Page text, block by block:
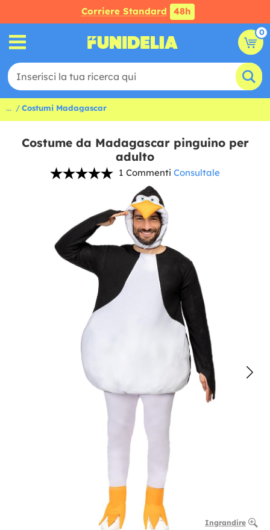
Corriere Standard 48h
0
... Costumi Madagascar
Costume da Madagascar pinguino per
adulto
1 Commenti Consultale
Ingrandire